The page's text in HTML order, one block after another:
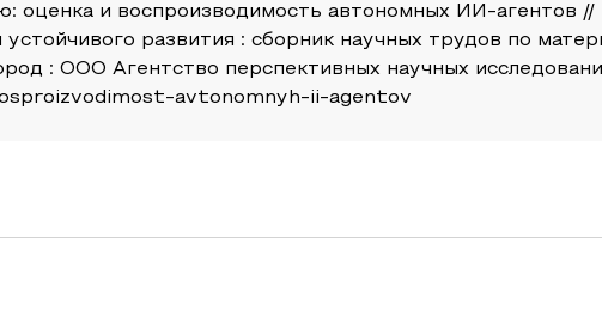
оценка и воспроизводимость автономных ИИ-агентов //
развития : сборник научных трудов по
: ООО Агентство перспективных научных
avtonomnyh-ii-agentov